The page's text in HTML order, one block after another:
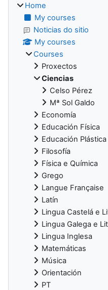
Home
My courses
Noticias do sitio
My courses
Courses
Proxectos
Ciencias
Celso Pérez
Mª Sol Galdo
Economía
Educación Física
Educación Plástica
Filosofía
Física e Química
Grego
Langue Française
Latín
Lingua Castelá e
Lingua Galega e
Lingua Inglesa
Matemáticas
Música
Orientación
PT